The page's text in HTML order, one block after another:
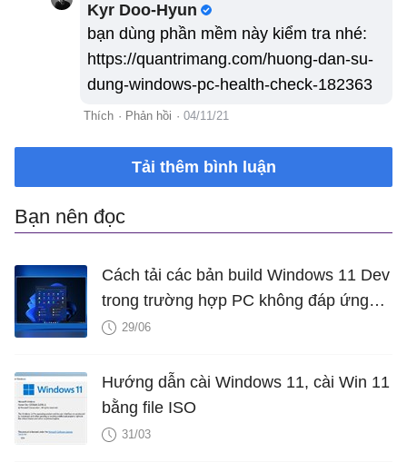
Kyr Doo-Hyun
bạn dùng phần mềm này kiểm tra nhé:
https://quantrimang.com/huong-dan-su-
dung-windows-pc-health-check-182363
Thích · Phản hồi · 04/11/21
Tải thêm bình luận
Bạn nên đọc
Cách tải các bản build Windows 11 Dev
trong trường hợp PC không đáp ứng
yêu cầu phần cứng tối thiểu
29/06
Hướng dẫn cài Windows 11, cài Win 11
bằng file ISO
31/03